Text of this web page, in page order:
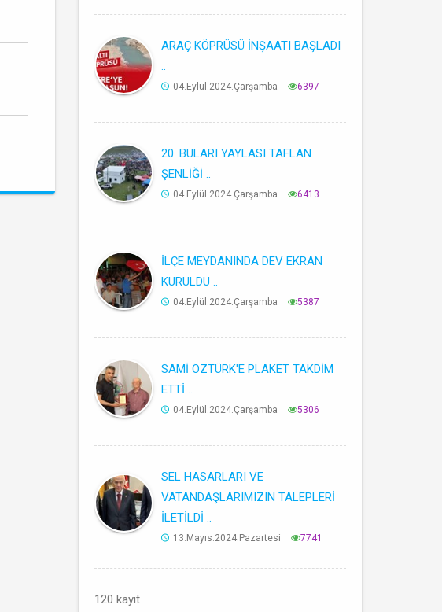
ARAÇ KÖPRÜSÜ İNŞAATI BAŞLADI
..
04.Eylül.2024.Çarşamba 6397
20. BULARI YAYLASI TAFLAN
ŞENLİĞİ ..
04.Eylül.2024.Çarşamba 6413
İLÇE MEYDANINDA DEV EKRAN
KURULDU ..
04.Eylül.2024.Çarşamba 5387
SAMİ ÖZTÜRK'E PLAKET TAKDİM
ETTİ ..
04.Eylül.2024.Çarşamba 5306
SEL HASARLARI VE
VATANDAŞLARIMIZIN TALEPLERİ
İLETİLDİ ..
13.Mayıs.2024.Pazartesi 7741
120 kayıt